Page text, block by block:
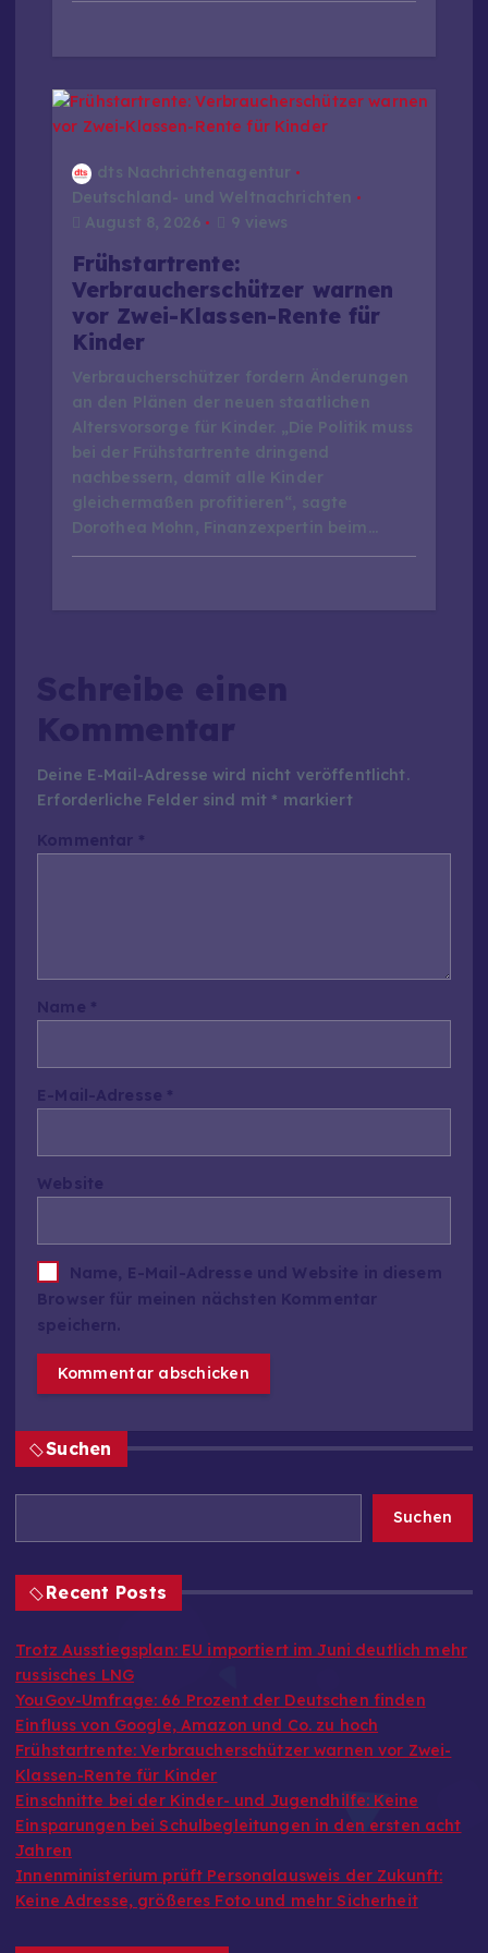
dts Nachrichtenagentur
Deutschland- und Weltnachrichten
August 8, 2026
9 views
Frühstartrente:
Verbraucherschützer warnen
vor Zwei-Klassen-Rente für
Kinder
Verbraucherschützer fordern Änderungen
an den Plänen der neuen staatlichen
Altersvorsorge für Kinder. „Die Politik muss
bei der Frühstartrente dringend
nachbessern, damit alle Kinder
gleichermaßen profitieren“, sagte
Dorothea Mohn, Finanzexpertin beim…
Deine E-Mail-Adresse wird nicht veröffentlicht.
Erforderliche Felder sind mit * markiert
Suchen
Suchen
Recent Posts
Trotz Ausstiegsplan: EU importiert im Juni deutlich mehr
russisches LNG
YouGov-Umfrage: 66 Prozent der Deutschen finden
Einfluss von Google, Amazon und Co. zu hoch
Frühstartrente: Verbraucherschützer warnen vor Zwei-
Klassen-Rente für Kinder
Einschnitte bei der Kinder- und Jugendhilfe: Keine
Einsparungen bei Schulbegleitungen in den ersten acht
Jahren
Innenministerium prüft Personalausweis der Zukunft:
Keine Adresse, größeres Foto und mehr Sicherheit